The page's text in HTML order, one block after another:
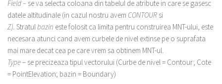
Field – se va selecta coloana din tabelul de atribute in care se gasesc
datele altitudinale (in cazul nostru avem CONTOUR si
Z). Stratulbazin este folosit ca limita pentru construirea MNT-ului, este
necesara atunci cand avem curbele de nivel extinse pe o suprafata
mai mare decat cea pe care vrem sa obtinem MNT-ul.
Type– se precizeaza tipul vectorului (Curbe de nivel = Contour; Cote
= PointElevation; bazin = Boundary)